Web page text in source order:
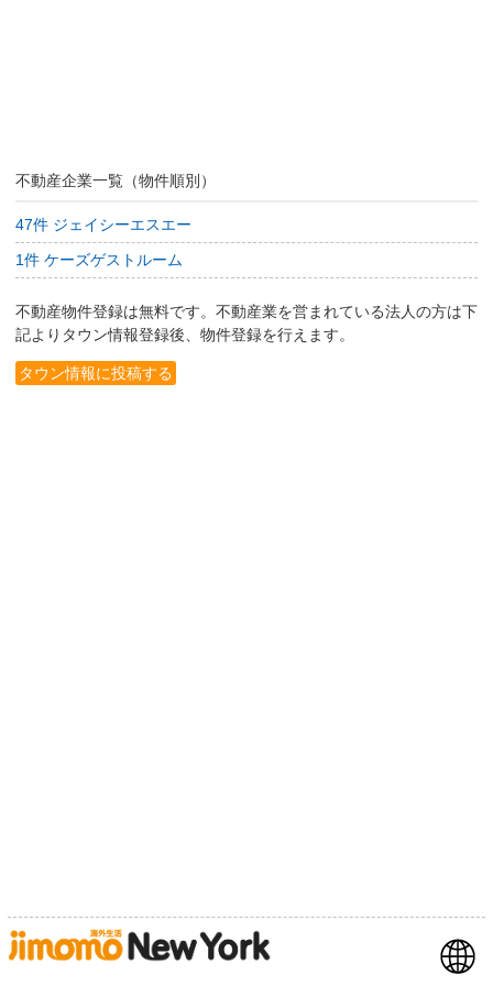
不動産企業一覧（物件順別）
47件 ジェイシーエスエー
1件 ケーズゲストルーム
不動産物件登録は無料です。不動産業を営まれている法人の方は下
記よりタウン情報登録後、物件登録を行えます。
タウン情報に投稿する